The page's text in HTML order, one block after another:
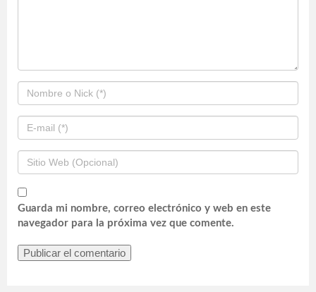
Guarda mi nombre, correo electrónico y web en este
navegador para la próxima vez que comente.